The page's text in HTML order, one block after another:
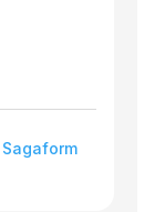
Sagaform